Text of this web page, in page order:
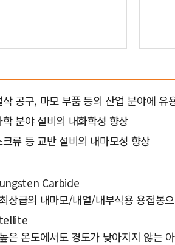
삭 공구, 마모 부품 등의 산업 분야에 유
학 분야 설비의 내화학성 향상
크류 등 교반 설비의 내마모성 향상
Carbide
상급의 내마모/내열/내부식용 용접봉
은 온도에서도 경도가 낮아지지 않는